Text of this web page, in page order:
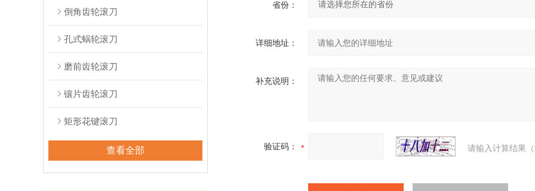
倒角齿轮滚刀
孔式蜗轮滚刀
磨前齿轮滚刀
镶片齿轮滚刀
矩形花键滚刀
查看全部
省份：
详细地址：
补充说明：
验证码： 请输入计算结果